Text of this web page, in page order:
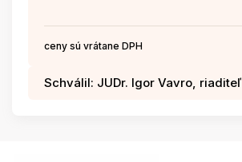
ceny sú vrátane DPH
Schválil: JUDr. Igor Vavro, riaditeľ